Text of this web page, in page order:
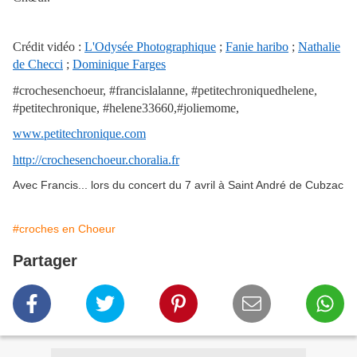
Crédit vidéo : L'Odysée Photographique ; Fanie haribo ; Nathalie
de Checci ; Dominique Farges
#crochesenchoeur, #francislalanne, #petitechroniquedhelene,
#petitechronique, #helene33660,#joliemome,
www.petitechronique.com
http://crochesenchoeur.choralia.fr
Avec Francis... lors du concert du 7 avril à Saint André de Cubzac
#croches en Choeur
Partager